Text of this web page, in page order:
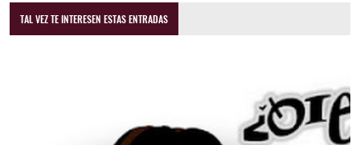
TAL VEZ TE INTERESEN ESTAS ENTRADAS